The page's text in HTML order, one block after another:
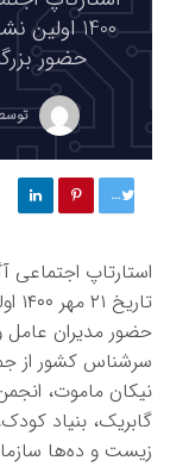
1400
حضور
توییت
استارتاپ
حضور مدیران عامل
سرشناس کشور از
نیکان ماموت،
گابریک، بنیاد
زیست و ده‌ها سازمان